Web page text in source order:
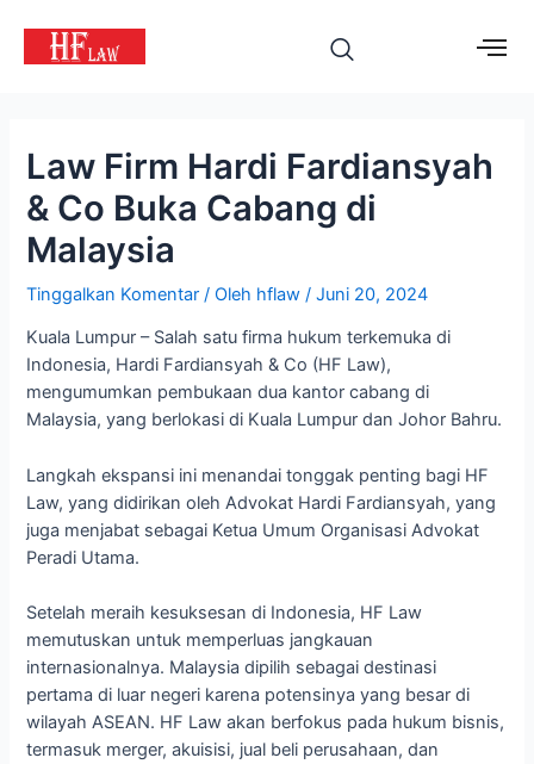
Law Firm Hardi Fardiansyah
& Co Buka Cabang di
Malaysia
Tinggalkan Komentar / Oleh hflaw/Juni 20, 2024
Kuala Lumpur – Salah satu firma hukum terkemuka di
Indonesia, Hardi Fardiansyah & Co (HF Law),
mengumumkan pembukaan dua kantor cabang di
Malaysia, yang berlokasi di Kuala Lumpur dan Johor Bahru.
Langkah ekspansi ini menandai tonggak penting bagi HF
Law, yang didirikan oleh Advokat Hardi Fardiansyah, yang
juga menjabat sebagai Ketua Umum Organisasi Advokat
Peradi Utama.
Setelah meraih kesuksesan di Indonesia, HF Law
memutuskan untuk memperluas jangkauan
internasionalnya. Malaysia dipilih sebagai destinasi
pertama di luar negeri karena potensinya yang besar di
wilayah ASEAN. HF Law akan berfokus pada hukum bisnis,
termasuk merger, akuisisi, jual beli perusahaan, dan